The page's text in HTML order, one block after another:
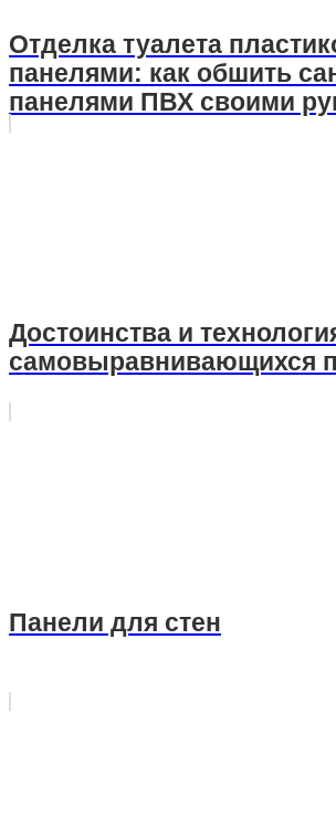
Отделка туалета
панелями: как обшить
панелями ПВХ своими
Достоинства и
самовыравнивающихся
Панели для стен